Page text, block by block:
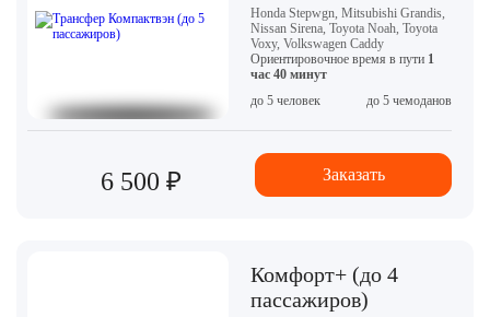
Honda Stepwgn, Mitsubishi Grandis,
Nissan Sirena, Toyota Noah, Toyota
Voxy, Volkswagen Caddy
Ориентировочное время в пути 1
час 40 минут
до 5 человек
до 5 чемоданов
6 500 ₽ Заказать
Комфорт+ (до 4
пассажиров)